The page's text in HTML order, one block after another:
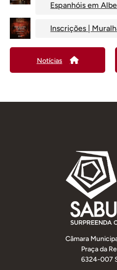
Espanhóis em
Inscrições |
Notícias
Câmara
Praça da
6324-007